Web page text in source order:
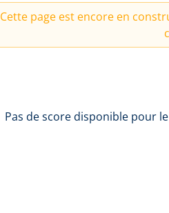
Cette page est encore en
Pas de score disponible pour